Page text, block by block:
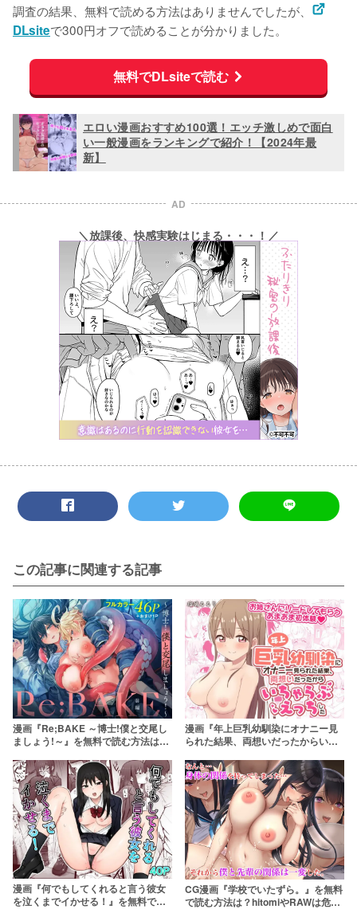
調査の結果、無料で読める方法はありませんでしたが、
DLsiteで300円オフで読めることが分かりました。
無料でDLsiteで読む
エロい漫画おすすめ100選！エッチ激しめで面白
い一般漫画をランキングで紹介！【2024年最
新】
AD
＼放課後、快感実験はじまる・・・！／
この記事に関連する記事
漫画『Re;BAKE ～博士!僕と交尾し
ましょう!～』を無料で読む方法は？
漫画『年上巨乳幼馴染にオナニー見
られた結果、両想いだったからいち
法は？hitomiやRAWは危険【るるり
らんど】
漫画『何でもしてくれると言う彼女
を泣くまでイかせる！』を無料で読
CG漫画『学校でいたずら。』を無料
で読む方法は？hitomiやRAWは危険